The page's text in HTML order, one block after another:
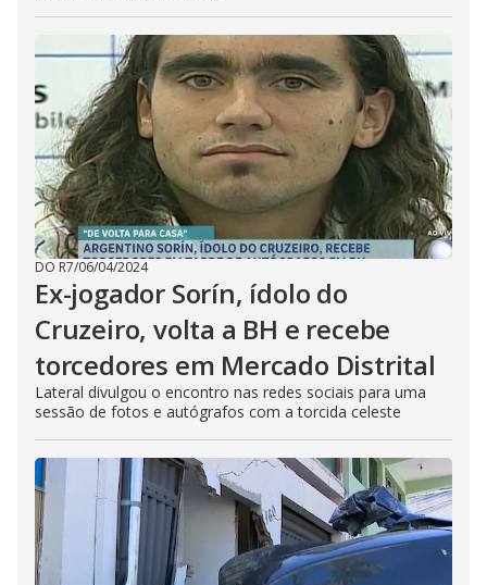
DO R7/06/04/2024
Ex-jogador Sorín, ídolo do
Cruzeiro, volta a BH e recebe
torcedores em Mercado Distrital
Lateral divulgou o encontro nas redes sociais para uma
sessão de fotos e autógrafos com a torcida celeste